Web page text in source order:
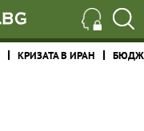
КРИЗАТА В ИРАН